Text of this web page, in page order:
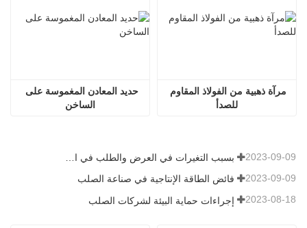
الساخن
للصدأ
2023-09-09
فائض الطاقة الإنتاجية في صناعة الصلب 2023-09-09
إجراءات حماية البيئة لشركات الصلب 2023-08-18